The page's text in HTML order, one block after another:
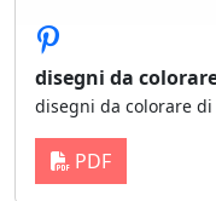
disegni da
disegni da colorare
PDF